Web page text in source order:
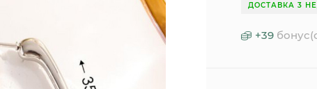
ДОСТАВКА 3
+39